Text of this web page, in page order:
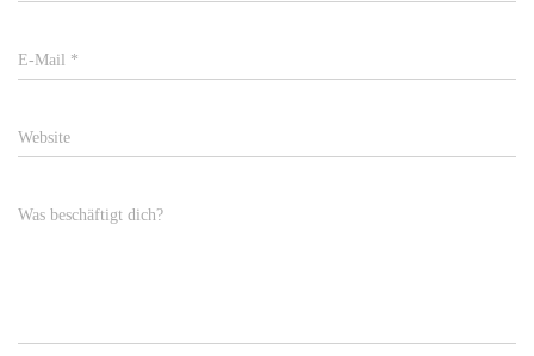
E-Mail *
Website
Was beschäftigt dich?